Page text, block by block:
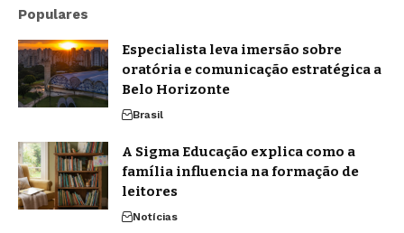
Populares
Especialista leva imersão sobre
oratória e comunicação estratégica a
Belo Horizonte
Brasil
A Sigma Educação explica como a
família influencia na formação de
leitores
Notícias